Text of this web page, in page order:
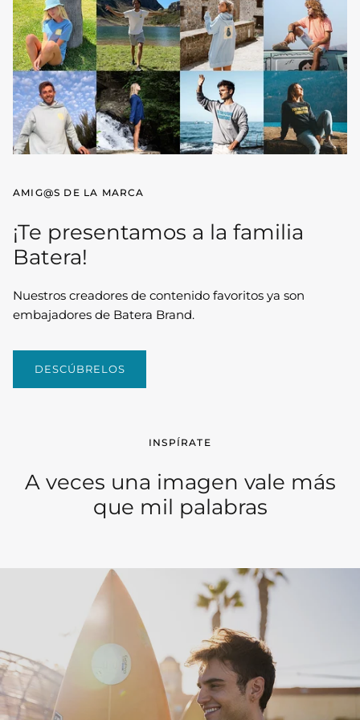
Prendas de punto
Sudaderas
AMIG@S DE LA MARCA
¡Te presentamos a la familia
Batera!
Nuestros creadores de contenido favoritos ya son
embajadores de Batera Brand.
DESCÚBRELOS
INSPÍRATE
A veces una imagen vale más
que mil palabras